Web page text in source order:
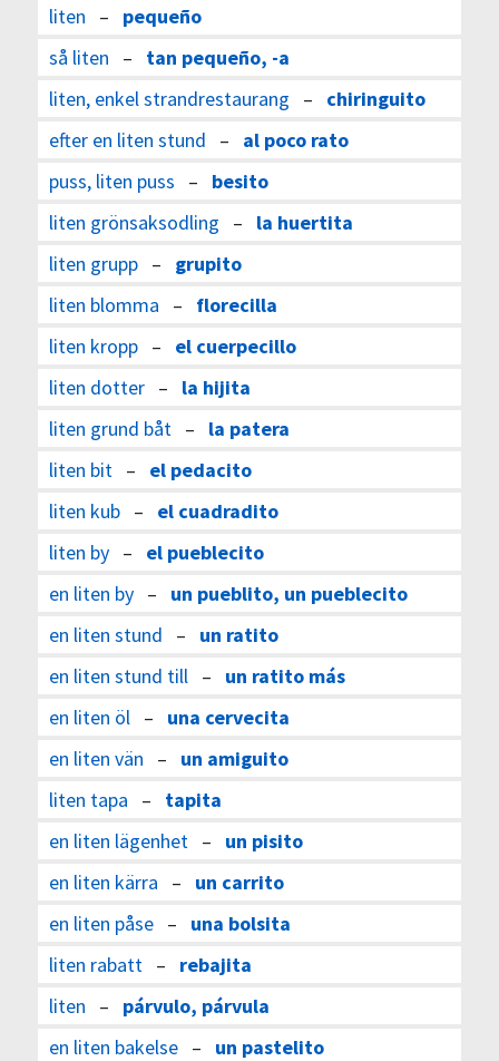
liten – pequeño
så liten – tan pequeño, -a
liten, enkel strandrestaurang – chiringuito
efter en liten stund – al poco rato
puss, liten puss – besito
liten grönsaksodling – la huertita
liten grupp– grupito
liten blomma – florecilla
liten kropp– el cuerpecillo
liten dotter– la hijita
liten grund båt– la patera
liten bit– el pedacito
liten kub– el cuadradito
liten by– el pueblecito
en liten by– un pueblito, un pueblecito
en liten stund – un ratito
en liten stund till– un ratito más
en liten öl– una cervecita
en liten vän – un amiguito
liten tapa – tapita
en liten lägenhet– un pisito
en liten kärra – un carrito
en liten påse– una bolsita
liten rabatt– rebajita
liten – párvulo, párvula
en liten bakelse– un pastelito